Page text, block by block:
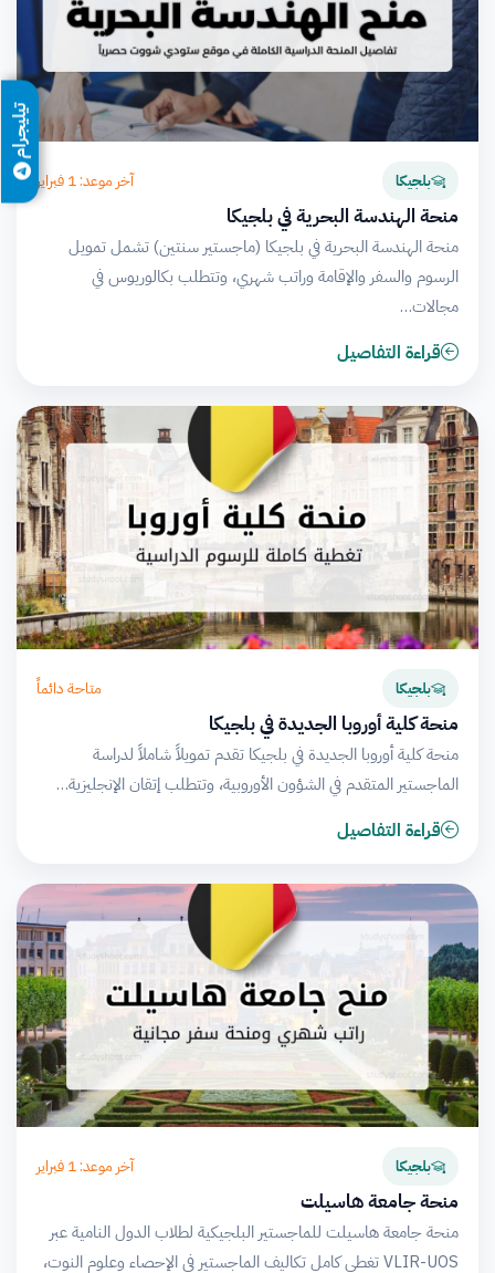
بلجيكا آخر موعد: 1 فبراير
منحة الهندسة البحرية في بلجيكا
منحة الهندسة البحرية في بلجيكا (ماجستير سنتين) تشمل تمويل
الرسوم والسفر والإقامة وراتب شهري، وتتطلب بكالوريوس في
مجالات…
قراءة التفاصيل
بلجيكا متاحة دائماً
منحة كلية أوروبا الجديدة في بلجيكا
منحة كلية أوروبا الجديدة في بلجيكا تقدم تمويلاً شاملاً لدراسة
الماجستير المتقدم في الشؤون الأوروبية، وتتطلب إتقان الإنجليزية…
قراءة التفاصيل
بلجيكا آخر موعد: 1 فبراير
منحة جامعة هاسيلت
منحة جامعة هاسيلت للماجستير البلجيكية لطلاب الدول النامية عبر
VLIR-UOS تغطي كامل تكاليف الماجستير في الإحصاء وعلوم النوت،
تيليجرام